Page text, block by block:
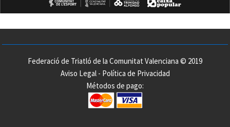
Federació de Triatló de la Comunitat Valenciana © 2019
Aviso Legal- Política de Privacidad
Métodos de pago: